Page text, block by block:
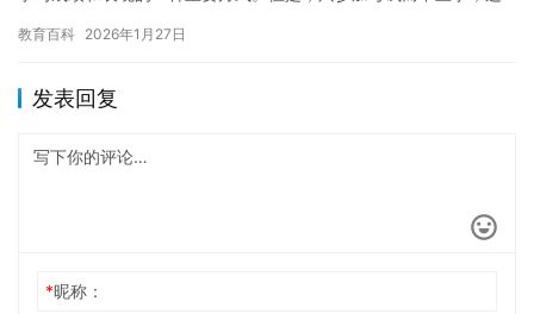
际…
教育百科 2026年1月27日
发表回复
*昵称：